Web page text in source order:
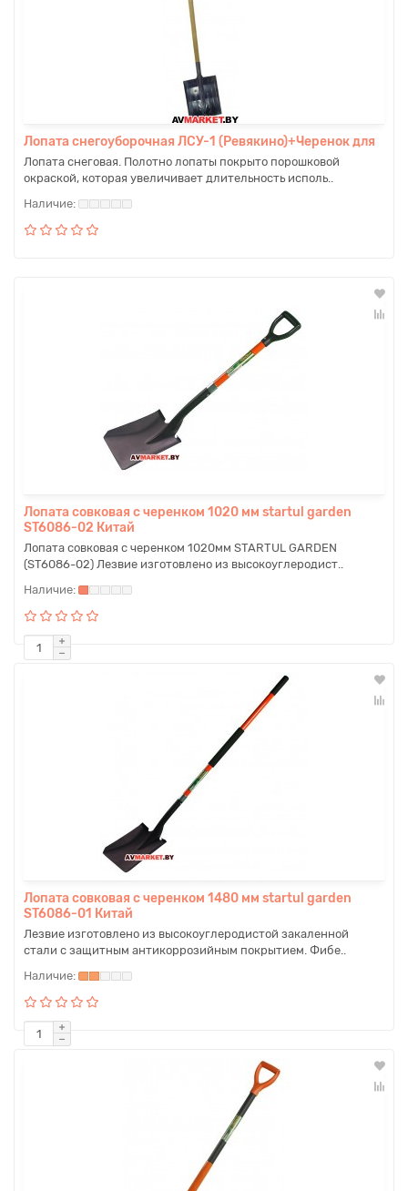
Лопата снегоуборочная ЛСУ-1 (Ревякино)+Черенок для
Лопата снеговая. Полотно лопаты покрыто порошковой
окраской, которая увеличивает длительность исполь..
Лопата совковая с черенком 1020 мм startul garden
ST6086-02 Китай
Лопата совковая с черенком 1020мм STARTUL GARDEN
(ST6086-02) Лезвие изготовлено из высокоуглеродист..
Лопата совковая с черенком 1480 мм startul garden
ST6086-01 Китай
Лезвие изготовлено из высокоуглеродистой закаленной
стали с защитным антикоррозийным покрытием. Фибе..